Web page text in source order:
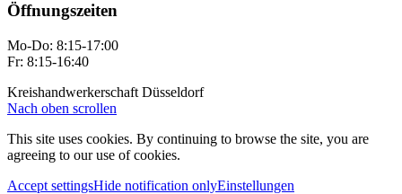
Öffnungszeiten
Mo-Do: 8:15-17:00
Fr: 8:15-16:40
Kreishandwerkerschaft Düsseldorf
Nach oben scrollen
This site uses cookies. By continuing to browse the site, you are
agreeing to our use of cookies.
Accept settingsHide notification onlyEinstellungen